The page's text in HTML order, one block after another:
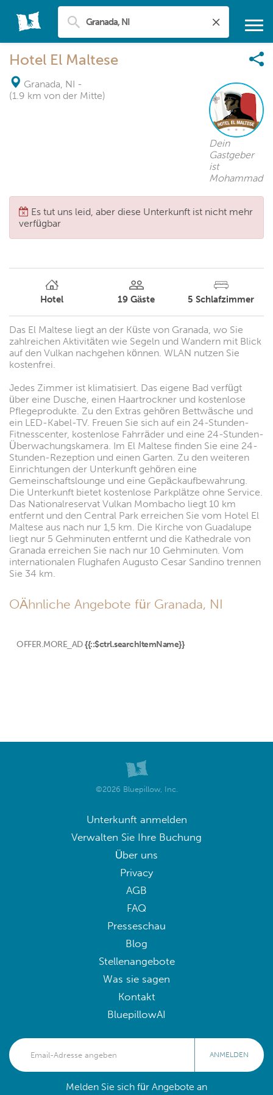
Hotel El Maltese
Granada, NI -
(1.9 km von der Mitte)
Dein
Gastgeber
ist
Mohammad
Es tut uns leid, aber diese Unterkunft ist nicht mehr
verfügbar
Hotel 19 Gäste 5 Schlafzimmer
Das El Maltese liegt an der Küste von Granada, wo Sie
zahlreichen Aktivitäten wie Segeln und Wandern mit Blick
auf den Vulkan nachgehen können. WLAN nutzen Sie
kostenfrei.
Jedes Zimmer ist klimatisiert. Das eigene Bad verfügt
über eine Dusche, einen Haartrockner und kostenlose
Pflegeprodukte. Zu den Extras gehören Bettwäsche und
ein LED-Kabel-TV. Freuen Sie sich auf ein 24-Stunden-
Fitnesscenter, kostenlose Fahrräder und eine 24-Stunden-
Überwachungskamera. Im El Maltese finden Sie eine 24-
Stunden-Rezeption und einen Garten. Zu den weiteren
Einrichtungen der Unterkunft gehören eine
Gemeinschaftslounge und eine Gepäckaufbewahrung.
Die Unterkunft bietet kostenlose Parkplätze ohne Service.
Das Nationalreservat Vulkan Mombacho liegt 10 km
entfernt und den Central Park erreichen Sie vom Hotel El
Maltese aus nach nur 1,5 km. Die Kirche von Guadalupe
liegt nur 5 Gehminuten entfernt und die Kathedrale von
Granada erreichen Sie nach nur 10 Gehminuten. Vom
internationalen Flughafen Augusto Cesar Sandino trennen
Sie 34 km.
OÄhnliche Angebote für Granada, NI
OFFER.MORE_AD {{::$ctrl.searchItemName}}
©2026 Bluepillow, Inc.
Unterkunft anmelden
Verwalten Sie Ihre Buchung
Über uns
Privacy
AGB
FAQ
Presseschau
Blog
Stellenangebote
Was sie sagen
Kontakt
BluepillowAI
ANMELDEN
Melden Sie sich für Angebote an